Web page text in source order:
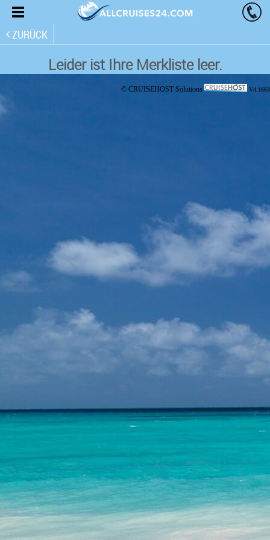
ZURÜCK
Leider ist Ihre Merkliste leer.
© CRUISEHOST Solutions V4.1663